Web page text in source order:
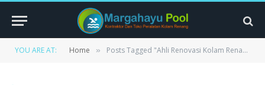
YOU ARE AT: Home » Posts Tagged "Ahli Renovasi Kolam Renang Garut"